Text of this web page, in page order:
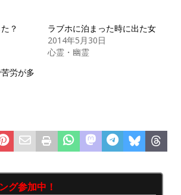
？
ラブホに泊まった時に出た女
2014年5月30日
心霊・幽霊
労が多
グ参加中！